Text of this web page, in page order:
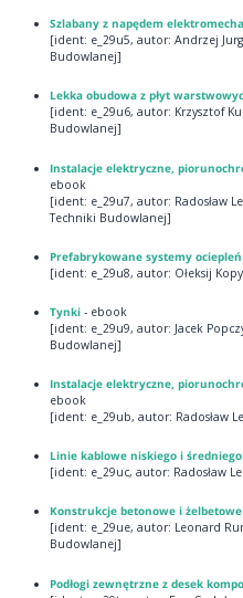
Szlabany z napędem
[ident: e_29u5, autor: Andrzej
Budowlanej]
Lekka obudowa z płyt
[ident: e_29u6, autor: Krzysztof
Budowlanej]
Instalacje elektryczne,
ebook
[ident: e_29u7, autor: Radosław
Techniki Budowlanej]
Prefabrykowane systemy
[ident: e_29u8, autor: Ołeksij
Tynki - ebook
[ident: e_29u9, autor: Jacek
Budowlanej]
Instalacje elektryczne,
ebook
[ident: e_29ub, autor: Radosław
Linie kablowe niskiego i
[ident: e_29uc, autor: Radosław
Konstrukcje betonowe i żelbetowe
[ident: e_29ue, autor: Leonard
Budowlanej]
Podłogi zewnętrzne z desek